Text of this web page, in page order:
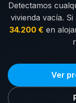
Detectamos
vivienda vacía.
34.200 € en
Ver